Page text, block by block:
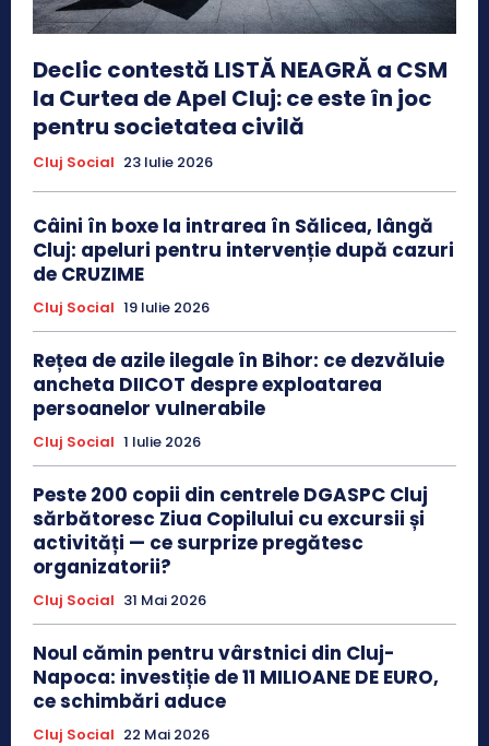
Declic contestă LISTĂ NEAGRĂ a CSM
la Curtea de Apel Cluj: ce este în joc
pentru societatea civilă
Cluj Social 23 Iulie 2026
Câini în boxe la intrarea în Sălicea, lângă
Cluj: apeluri pentru intervenție după cazuri
de CRUZIME
Cluj Social 19 Iulie 2026
Rețea de azile ilegale în Bihor: ce dezvăluie
ancheta DIICOT despre exploatarea
persoanelor vulnerabile
Cluj Social 1 Iulie 2026
Peste 200 copii din centrele DGASPC Cluj
sărbătoresc Ziua Copilului cu excursii și
activități — ce surprize pregătesc
organizatorii?
Cluj Social 31 Mai 2026
Noul cămin pentru vârstnici din Cluj-
Napoca: investiție de 11 MILIOANE DE EURO,
ce schimbări aduce
Cluj Social 22 Mai 2026